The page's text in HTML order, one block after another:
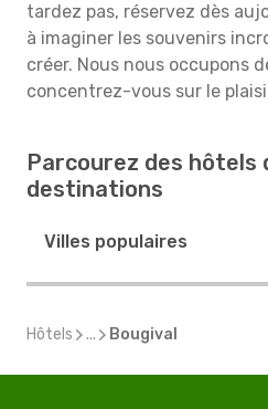
tardez pas, réservez dès
à imaginer les souvenirs
créer. Nous nous occupons
concentrez-vous sur le
Parcourez des hôtels
destinations
Villes populaires
Hôtels ... Bougival